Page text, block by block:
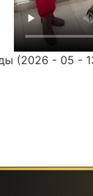
(2026 - 05 -